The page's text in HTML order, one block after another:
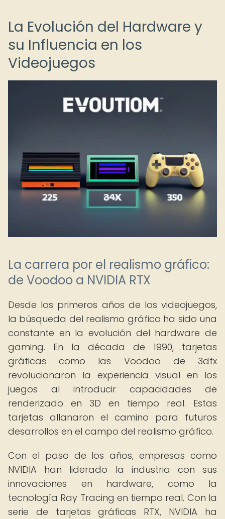
La Evolución del Hardware y
su Influencia en los
Videojuegos
La carrera por el realismo gráfico:
de Voodoo a NVIDIA RTX
Desde los primeros años de los videojuegos,
la búsqueda del realismo gráfico ha sido una
constante en la evolución del hardware de
gaming. En la década de 1990, tarjetas
gráficas como las Voodoo de 3dfx
revolucionaron la experiencia visual en los
juegos al introducir capacidades de
renderizado en 3D en tiempo real. Estas
tarjetas allanaron el camino para futuros
desarrollos en el campo del realismo gráfico.
Con el paso de los años, empresas como
NVIDIA han liderado la industria con sus
innovaciones en hardware, como la
tecnología Ray Tracing en tiempo real. Con la
serie de tarjetas gráficas RTX, NVIDIA ha